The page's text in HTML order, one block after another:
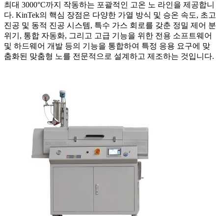
최대 3000°C까지 작동하는 포괄적인 고온 노 라인을 제공합니
다. KinTek의 핵심 장점은 다양한 가열 방식 및 승온 속도, 초고
진공 및 동적 진공 시스템, 특수 가스 회로를 갖춘 정밀 제어 분
위기, 통합 자동화, 그리고 고급 기능을 위한 전용 소프트웨어
및 하드웨어 개발 등의 기능을 통합하여 특정 응용 요구에 맞
춤화된 맞춤형 노를 전문적으로 설계하고 제조하는 것입니다.